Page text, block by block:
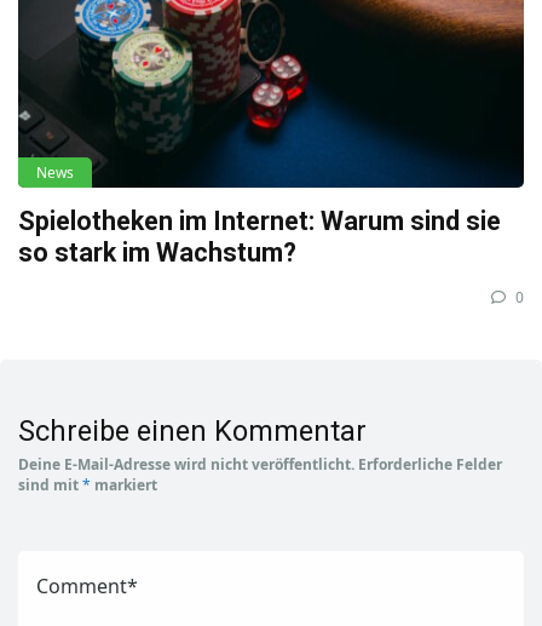
News
Spielotheken im Internet: Warum sind sie
so stark im Wachstum?
0
Schreibe einen Kommentar
Deine E-Mail-Adresse wird nicht veröffentlicht. Erforderliche Felder
sind mit* markiert